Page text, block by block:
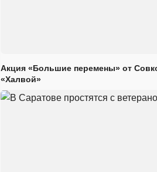
Акция «Большие перемены» от
«Халвой»